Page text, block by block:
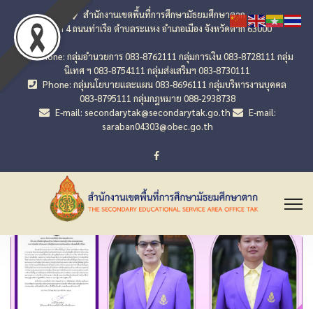
สำนักงานเขตพื้นที่การศึกษามัธยมศึกษาตาก
เลขที่ 4 ถนนท่าเรือ ตำบลระแหง อำเภอเมือง จังหวัดตาก 63000
Phone: กลุ่มอำนวยการ 083-8762111 กลุ่มการเงิน 083-8728111 กลุ่ม
นิเทศ ฯ 083-8754111 กลุ่มส่งเสริมฯ 083-8730111
Phone: กลุ่มนโยบายและแผน 083-8696111 กลุ่มบริหารงานบุคคล
083-8795111 กลุ่มกฎหมาย 088-2938738
E-mail: secondarytak@secondarytak.go.th
E-mail:
saraban04303@obec.go.th